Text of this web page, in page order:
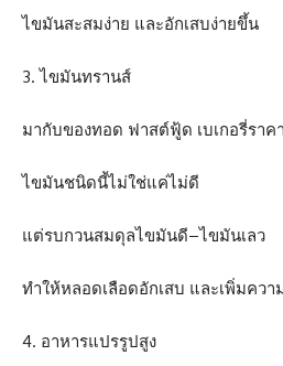
ไขมันสะสมง่าย และอักเสบง่ายขึ้น
3. ไขมันทรานส์
มากับของทอด ฟาสต์ฟู้ด เบเกอรี่ราค
ไขมันชนิดนี้ไม่ใช่แค่ไม่ดี
แต่รบกวนสมดุลไขมันดี–ไขมันเลว
ทำให้หลอดเลือดอักเสบ และเพิ่มควา
4. อาหารแปรรูปสูง